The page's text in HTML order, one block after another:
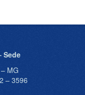
Sede
MG
– 3596